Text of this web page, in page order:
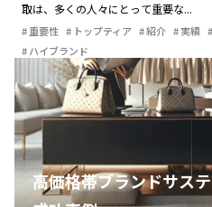
取は、多くの人々にとって重要な...
重要性 トップティア 紹介 実績
ハイブランド
高価格帯ブランドサス